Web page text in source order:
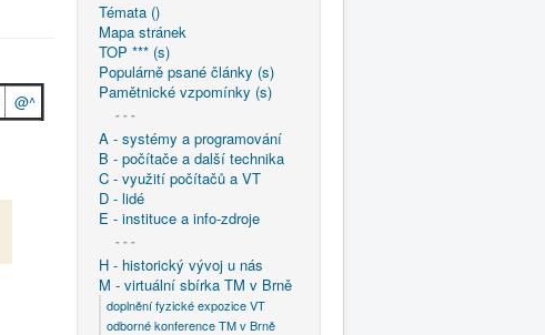
@^
Témata ()
Mapa stránek
TOP *** (s)
Populárně psané články (s)
Pamětnické vzpomínky (s)
- - -
A - systémy a programování
B - počítače a další technika
C - využití počítačů a VT
D - lidé
E - instituce a info-zdroje
- - -
H - historický vývoj u nás
M - virtuální sbírka TM v Brně
doplnění fyzické expozice VT
odborné konference TM v Brně